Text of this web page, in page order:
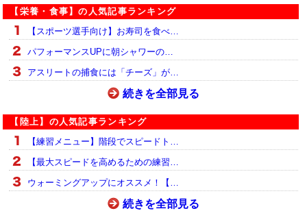
【栄養・食事】の人気記事ランキング
【スポーツ選手向け】お寿司を食べ…
パフォーマンスUPに朝シャワーの…
アスリートの捕食には「チーズ」が…
続きを全部見る
【陸上】の人気記事ランキング
【練習メニュー】階段でスピードト…
【最大スピードを高めるための練習…
ウォーミングアップにオススメ！【…
続きを全部見る